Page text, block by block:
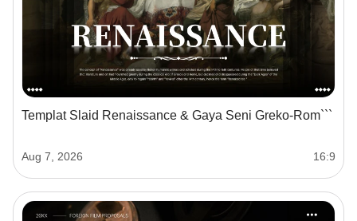
Templat Slaid Renaissance & Gaya Seni Greko-Rom```
Aug 7, 2026 16:9